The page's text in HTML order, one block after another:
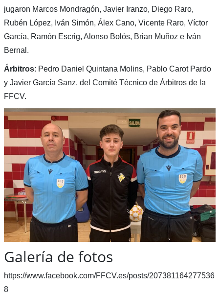
jugaron Marcos Mondragón, Javier Iranzo, Diego Raro,
Rubén López, Iván Simón, Álex Cano, Vicente Raro, Víctor
García, Ramón Escrig, Alonso Bolós, Brian Muñoz e Iván
Bernal.
Árbitros: Pedro Daniel Quintana Molins, Pablo Carot Pardo
y Javier García Sanz, del Comité Técnico de Árbitros de la
FFCV.
Galería de fotos
https://www.facebook.com/FFCV.es/posts/207381164277536
8